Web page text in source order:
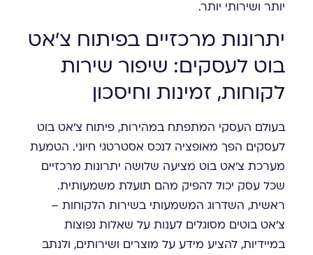
יותר ושירותי יותר.
יתרונות מרכזיים בפיתוח צ'אט
בוט לעסקים: שיפור שירות
לקוחות, זמינות וחיסכון
בעולם העסקי המתפתח במהירות, פיתוח צ'אט בוט
לעסקים הפך מאופציה לנכס אסטרטגי חיוני. הטמעת
מערכת צ'אט בוט מציעה שלושה יתרונות מרכזיים
שכל עסק יכול להפיק מהם תועלת משמעותית.
ראשית, השדרוג המשמעותי בשירות הלקוחות –
צ'אט בוטים מסוגלים לענות על שאלות נפוצות
במיידיות, להציע מידע על מוצרים ושירותים, ולנתב